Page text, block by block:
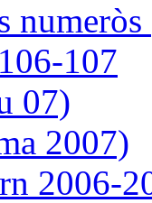
107
07)
2007)
2006-